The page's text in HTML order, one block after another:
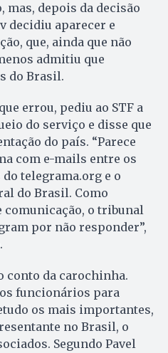
mas, depois da decisão
decidiu aparecer e
que, ainda que não
admitiu que
do Brasil.
errou, pediu ao STF a
do serviço e disse que
do país. “Parece
com e-mails entre os
telegrama.org e o
do Brasil. Como
comunicação, o tribunal
por não responder”,
conto da carochinha.
funcionários para
os mais importantes,
no Brasil, o
Segundo Pavel